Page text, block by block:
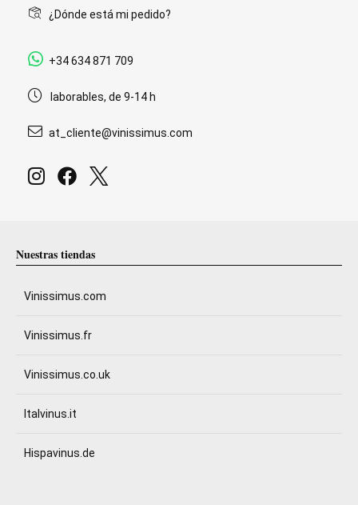
¿Dónde está mi pedido?
+34 634 871 709
laborables, de 9-14 h
at_cliente@vinissimus.com
Nuestras tiendas
Vinissimus.com
Vinissimus.fr
Vinissimus.co.uk
Italvinus.it
Hispavinus.de